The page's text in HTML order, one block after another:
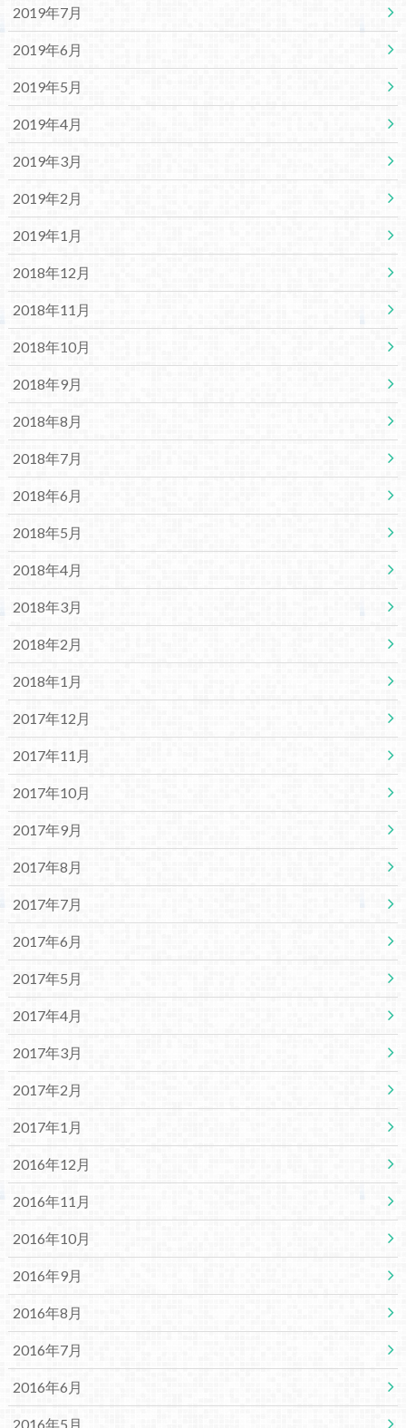
2019年7月
2019年6月
2019年5月
2019年4月
2019年3月
2019年2月
2019年1月
2018年12月
2018年11月
2018年10月
2018年9月
2018年8月
2018年7月
2018年6月
2018年5月
2018年4月
2018年3月
2018年2月
2018年1月
2017年12月
2017年11月
2017年10月
2017年9月
2017年8月
2017年7月
2017年6月
2017年5月
2017年4月
2017年3月
2017年2月
2017年1月
2016年12月
2016年11月
2016年10月
2016年9月
2016年8月
2016年7月
2016年6月
2016年5月